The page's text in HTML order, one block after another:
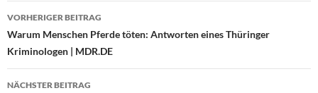
Beitragsnavigation
VORHERIGER BEITRAG
Warum Menschen Pferde töten: Antworten eines Thüringer
Kriminologen | MDR.DE
NÄCHSTER BEITRAG